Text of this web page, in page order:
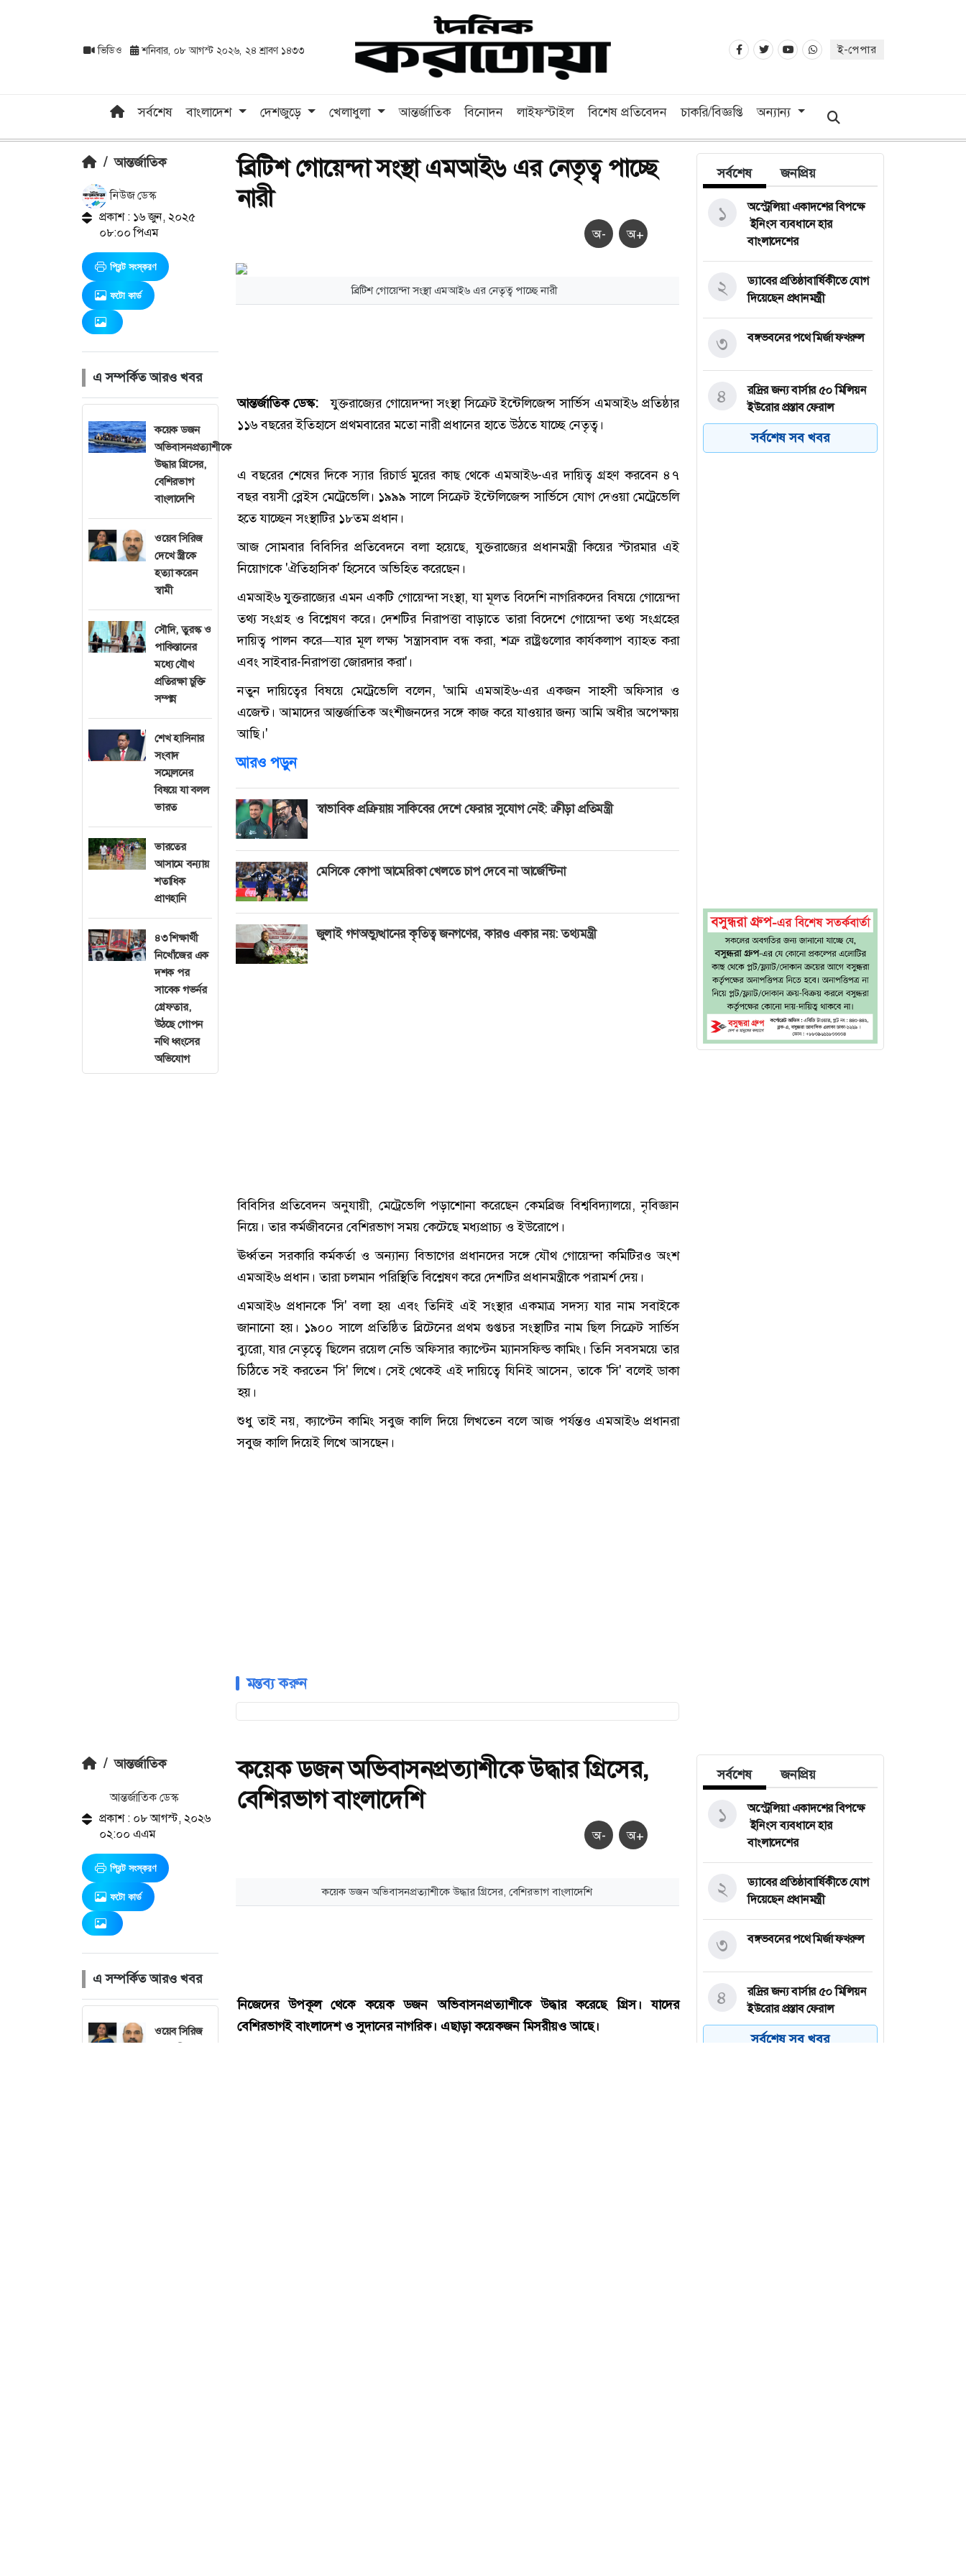
ভিডিও শনিবার, ০৮ আগস্ট ২০২৬, ২৪ শ্রাবণ ১৪৩৩ ই-পেপার
সর্বশেষ বাংলাদেশ দেশজুড়ে খেলাধুলা আন্তর্জাতিক বিনোদন লাইফস্টাইল বিশেষ প্রতিবেদন চাকরি/বিজ্ঞপ্তি অন্যান্য
/ আন্তর্জাতিক
নিউজ ডেস্ক
প্রকাশ : ১৬ জুন, ২০২৫
০৮:০০ পিএম
প্রিন্ট সংস্করণ
ফটো কার্ড
এ সম্পর্কিত আরও খবর
কয়েক ডজন
অভিবাসনপ্রত্যাশীকে
উদ্ধার গ্রিসের,
বেশিরভাগ
বাংলাদেশি
ওয়েব সিরিজ
দেখে স্ত্রীকে
হত্যা করেন
স্বামী
সৌদি, তুরস্ক ও
পাকিস্তানের
মধ্যে যৌথ
প্রতিরক্ষা চুক্তি
সম্পন্ন
শেখ হাসিনার
সংবাদ
সম্মেলনের
বিষয়ে যা বলল
ভারত
ভারতের
আসামে বন্যায়
শতাধিক
প্রাণহানি
৪৩ শিক্ষার্থী
নিখোঁজের এক
দশক পর
সাবেক গভর্নর
গ্রেফতার,
উঠছে গোপন
নথি ধ্বংসের
অভিযোগ
ব্রিটিশ গোয়েন্দা সংস্থা এমআই৬ এর নেতৃত্ব পাচ্ছে
নারী
অ- অ+
ব্রিটিশ গোয়েন্দা সংস্থা এমআই৬ এর নেতৃত্ব পাচ্ছে নারী
আন্তর্জাতিক ডেস্ক:
যুক্তরাজ্যের গোয়েদন্দা সংস্থা সিক্রেট ইন্টেলিজেন্স সার্ভিস এমআই৬ প্রতিষ্ঠার
১১৬ বছরের ইতিহাসে প্রথমবারের মতো নারী প্রধানের হাতে উঠতে যাচ্ছে নেতৃত্ব।
এ বছরের শেষের দিকে স্যার রিচার্ড মুরের কাছ থেকে এমআই৬-এর দায়িত্ব গ্রহণ করবেন ৪৭
বছর বয়সী ব্লেইস মেট্রেভেলি। ১৯৯৯ সালে সিক্রেট ইন্টেলিজেন্স সার্ভিসে যোগ দেওয়া মেট্রেভেলি
হতে যাচ্ছেন সংস্থাটির ১৮তম প্রধান।
আজ সোমবার বিবিসির প্রতিবেদনে বলা হয়েছে, যুক্তরাজ্যের প্রধানমন্ত্রী কিয়ের স্টারমার এই
নিয়োগকে 'ঐতিহাসিক' হিসেবে অভিহিত করেছেন।
এমআই৬ যুক্তরাজ্যের এমন একটি গোয়েন্দা সংস্থা, যা মূলত বিদেশি নাগরিকদের বিষয়ে গোয়েন্দা
তথ্য সংগ্রহ ও বিশ্লেষণ করে। দেশটির নিরাপত্তা বাড়াতে তারা বিদেশে গোয়েন্দা তথ্য সংগ্রহের
দায়িত্ব পালন করে—যার মূল লক্ষ্য 'সন্ত্রাসবাদ বন্ধ করা, শত্রু রাষ্ট্রগুলোর কার্যকলাপ ব্যাহত করা
এবং সাইবার-নিরাপত্তা জোরদার করা'।
নতুন দায়িত্বের বিষয়ে মেট্রেভেলি বলেন, 'আমি এমআই৬-এর একজন সাহসী অফিসার ও
এজেন্ট। আমাদের আন্তর্জাতিক অংশীজনদের সঙ্গে কাজ করে যাওয়ার জন্য আমি অধীর অপেক্ষায়
আছি।'
আরও পড়ুন
স্বাভাবিক প্রক্রিয়ায় সাকিবের দেশে ফেরার সুযোগ নেই: ক্রীড়া প্রতিমন্ত্রী
মেসিকে কোপা আমেরিকা খেলতে চাপ দেবে না আর্জেন্টিনা
জুলাই গণঅভ্যুত্থানের কৃতিত্ব জনগণের, কারও একার নয়: তথ্যমন্ত্রী
বিবিসির প্রতিবেদন অনুযায়ী, মেট্রেভেলি পড়াশোনা করেছেন কেমব্রিজ বিশ্ববিদ্যালয়ে, নৃবিজ্ঞান
নিয়ে। তার কর্মজীবনের বেশিরভাগ সময় কেটেছে মধ্যপ্রাচ্য ও ইউরোপে।
ঊর্ধ্বতন সরকারি কর্মকর্তা ও অন্যান্য বিভাগের প্রধানদের সঙ্গে যৌথ গোয়েন্দা কমিটিরও অংশ
এমআই৬ প্রধান। তারা চলমান পরিস্থিতি বিশ্লেষণ করে দেশটির প্রধানমন্ত্রীকে পরামর্শ দেয়।
এমআই৬ প্রধানকে 'সি' বলা হয় এবং তিনিই এই সংস্থার একমাত্র সদস্য যার নাম সবাইকে
জানানো হয়। ১৯০০ সালে প্রতিষ্ঠিত ব্রিটেনের প্রথম গুপ্তচর সংস্থাটির নাম ছিল সিক্রেট সার্ভিস
ব্যুরো, যার নেতৃত্বে ছিলেন রয়েল নেভি অফিসার ক্যাপ্টেন ম্যানসফিল্ড কামিং। তিনি সবসময়ে তার
চিঠিতে সই করতেন 'সি' লিখে। সেই থেকেই এই দায়িত্বে যিনিই আসেন, তাকে 'সি' বলেই ডাকা
হয়।
শুধু তাই নয়, ক্যাপ্টেন কামিং সবুজ কালি দিয়ে লিখতেন বলে আজ পর্যন্তও এমআই৬ প্রধানরা
সবুজ কালি দিয়েই লিখে আসছেন।
মন্তব্য করুন
সর্বশেষ জনপ্রিয়
অস্ট্রেলিয়া একাদশের বিপক্ষে
ইনিংস ব্যবধানে হার
বাংলাদেশের
১
ড্যাবের প্রতিষ্ঠাবার্ষিকীতে যোগ
দিয়েছেন প্রধানমন্ত্রী
২
বঙ্গভবনের পথে মির্জা ফখরুল
৩
রদ্রির জন্য বার্সার ৫০ মিলিয়ন
ইউরোর প্রস্তাব ফেরাল
ম্যানসিটি
৪
সর্বশেষ সব খবর
/ আন্তর্জাতিক
আন্তর্জাতিক ডেস্ক
প্রকাশ : ০৮ আগস্ট, ২০২৬
০২:০০ এএম
প্রিন্ট সংস্করণ
ফটো কার্ড
এ সম্পর্কিত আরও খবর
ওয়েব সিরিজ
কয়েক ডজন অভিবাসনপ্রত্যাশীকে উদ্ধার গ্রিসের,
বেশিরভাগ বাংলাদেশি
অ- অ+
সর্বশেষ জনপ্রিয়
অস্ট্রেলিয়া একাদশের বিপক্ষে
ইনিংস ব্যবধানে হার
বাংলাদেশের
১
ড্যাবের প্রতিষ্ঠাবার্ষিকীতে যোগ
দিয়েছেন প্রধানমন্ত্রী
২
বঙ্গভবনের পথে মির্জা ফখরুল
৩
রদ্রির জন্য বার্সার ৫০ মিলিয়ন
ইউরোর প্রস্তাব ফেরাল
ম্যানসিটি
৪
সর্বশেষ সব খবর